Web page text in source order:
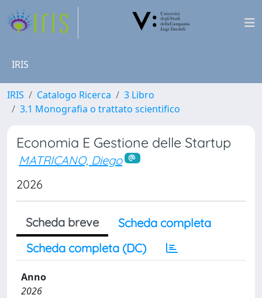
IRIS
IRIS Catalogo Ricerca
3 Libro
3.1 Monografia o trattato scientifico
Economia E Gestione delle Startup
MATRICANO, Diego
2026
Scheda breve
Scheda completa
Scheda completa (DC)
Anno
2026